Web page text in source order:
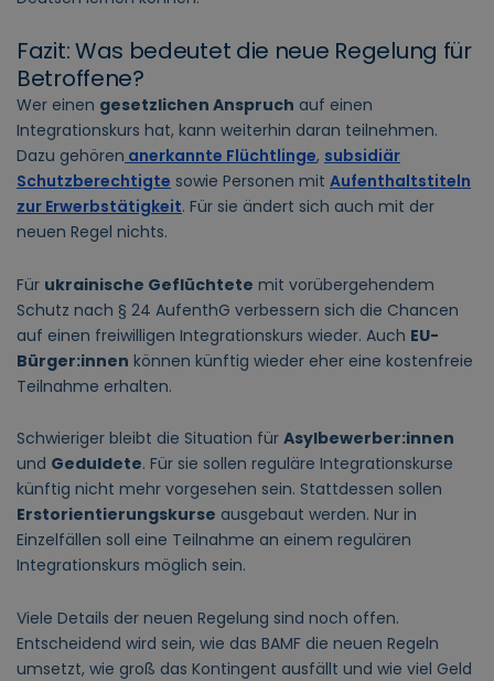
Fazit: Was bedeutet die neue Regelung für
Betroffene?
Wer einen gesetzlichen Anspruch auf einen
Integrationskurs hat, kann weiterhin daran teilnehmen.
Dazu gehören anerkannte Flüchtlinge, subsidiär
Schutzberechtigte sowie Personen mit Aufenthaltstiteln
zur Erwerbstätigkeit. Für sie ändert sich auch mit der
neuen Regel nichts.
Für ukrainische Geflüchtete mit vorübergehendem
Schutz nach § 24 AufenthG verbessern sich die Chancen
auf einen freiwilligen Integrationskurs wieder. Auch EU-
Bürger:innen können künftig wieder eher eine kostenfreie
Teilnahme erhalten.
Schwieriger bleibt die Situation für Asylbewerber:innen
und Geduldete. Für sie sollen reguläre Integrationskurse
künftig nicht mehr vorgesehen sein. Stattdessen sollen
Erstorientierungskurse ausgebaut werden. Nur in
Einzelfällen soll eine Teilnahme an einem regulären
Integrationskurs möglich sein.
Viele Details der neuen Regelung sind noch offen.
Entscheidend wird sein, wie das BAMF die neuen Regeln
umsetzt, wie groß das Kontingent ausfällt und wie viel Geld